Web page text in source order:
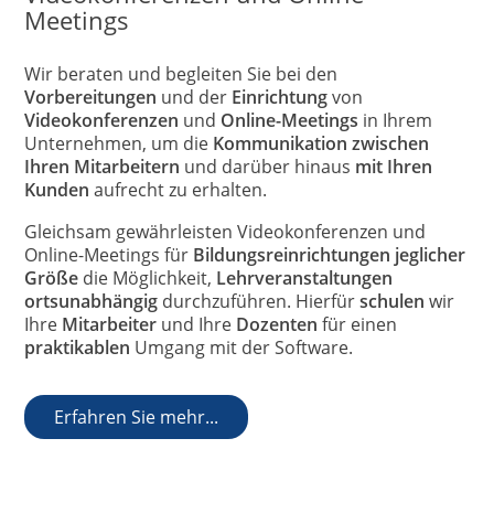
Meetings
Wir beraten und begleiten Sie bei den
Vorbereitungen und der Einrichtungvon
Videokonferenzen und Online-Meetings in Ihrem
Unternehmen, um die Kommunikation zwischen
Ihren Mitarbeitern und darüber hinaus mit Ihren
Kunden aufrecht zu erhalten.
Gleichsam gewährleisten Videokonferenzen und
Online-Meetings für Bildungsreinrichtungen jeglicher
Größe die Möglichkeit, Lehrveranstaltungen
ortsunabhängig durchzuführen. Hierfürschulen wir
Ihre Mitarbeiter und Ihre Dozenten für einen
praktikablen Umgang mit der Software.
Erfahren Sie mehr...